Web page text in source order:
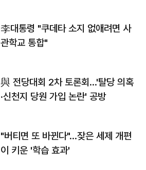
李대통령 "쿠데타 소지 없애려면 사
관학교 통합"
與 전당대회 2차 토론회…'탈당 의혹
·신천지 당원 가입 논란' 공방
"버티면 또 바뀐다"…잦은 세제 개편
이 키운 '학습 효과'